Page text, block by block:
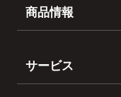
商品情報
サービス